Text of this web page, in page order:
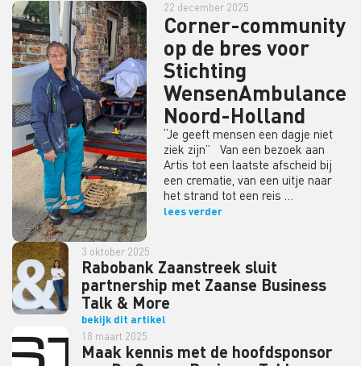
22 december 2025
Corner-community
op de bres voor
Stichting
WensenAmbulance
Noord-Holland
“Je geeft mensen een dagje niet
ziek zijn” Van een bezoek aan
Artis tot een laatste afscheid bij
een crematie, van een uitje naar
het strand tot een reis …
lees verder
3 oktober 2025
Rabobank Zaanstreek sluit
partnership met Zaanse Business
Talk & More
bekijk dit artikel
18 maart 2025
Maak kennis met de hoofdsponsor